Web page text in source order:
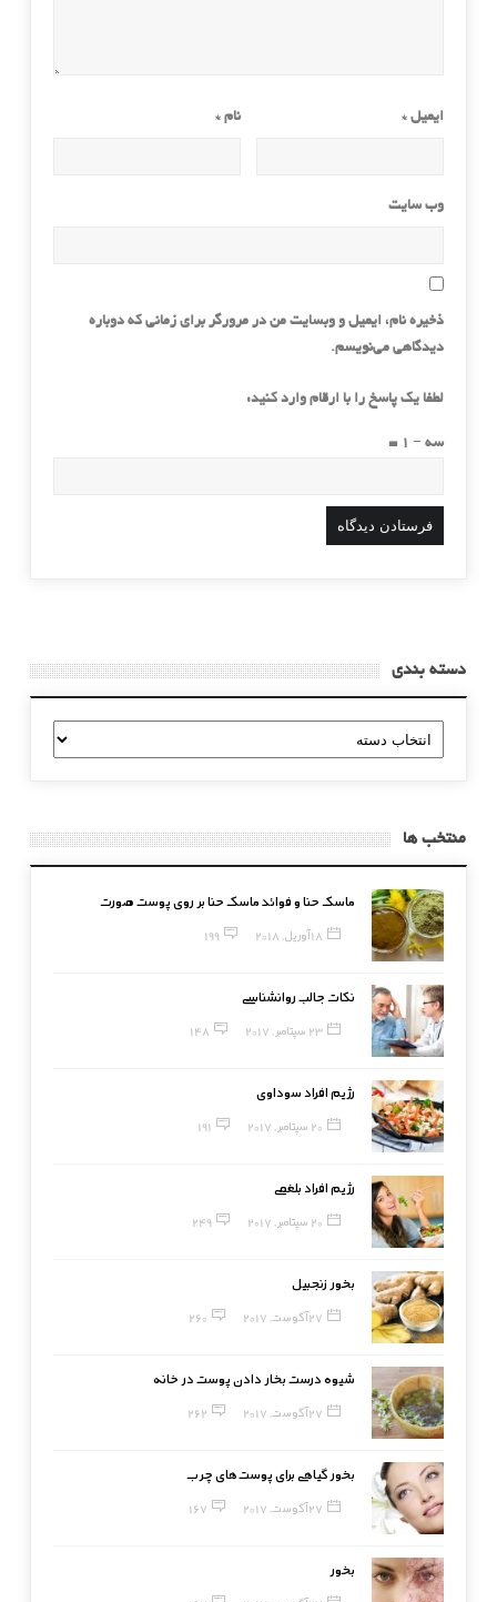
نام* ایمیل *
وب‌ سایت
ذخیره نام، ایمیل و وبسایت من در مرورگر برای زمانی که دوباره
دیدگاهی می‌نویسم.
لطفا یک پاسخ را با ارقام وارد کنید:
سه − 1 =
دسته بندی
دسته
بندی
منتخب ها
ماسک حنا و فوائد ماسک حنا بر روی پوست صورت
18 آوریل, 2018 199
نکات جالب روانشناسی
23 سپتامبر, 2017 148
رژیم افراد سوداوی
20 سپتامبر, 2017 191
رژیم افراد بلغمی
20 سپتامبر, 2017 249
بخور زنجبیل
27 آگوست, 2017 260
شیوه درست بخار دادن پوست در خانه
27 آگوست, 2017 262
بخور گیاهی برای پوست‌های چرب
27 آگوست, 2017 167
بخور